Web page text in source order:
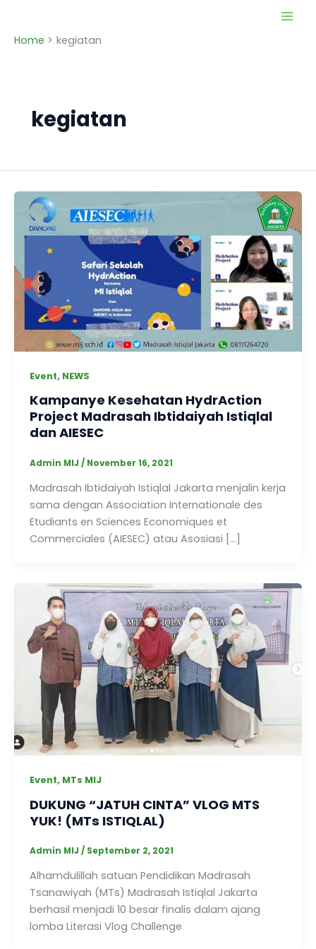
content
Home kegiatan
kegiatan
Event, NEWS
Kampanye Kesehatan HydrAction
Project Madrasah Ibtidaiyah Istiqlal
dan AIESEC
Admin MIJ / November 16, 2021
Madrasah Ibtidaiyah Istiqlal Jakarta menjalin kerja
sama dengan Association Internationale des
Etudiants en Sciences Economiques et
Commerciales (AIESEC) atau Asosiasi […]
Event, MTs MIJ
DUKUNG “JATUH CINTA” VLOG MTS
YUK! (MTs ISTIQLAL)
Admin MIJ / September 2, 2021
Alhamdulillah satuan Pendidikan Madrasah
Tsanawiyah (MTs) Madrasah Istiqlal Jakarta
berhasil menjadi 10 besar finalis dalam ajang
lomba Literasi Vlog Challenge